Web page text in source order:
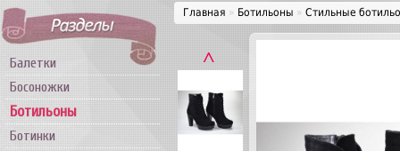
Балетки
Босоножки
Ботильоны
Ботинки
Главная » Ботильоны » Стильные
˄